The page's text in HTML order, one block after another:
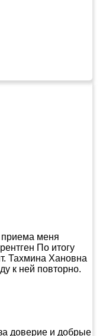
меня
По итогу
Тахмина Хановна
к ней повторно.
доверие и добрые